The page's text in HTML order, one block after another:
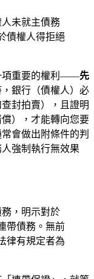
人未就主債務
債權人得拒絕
項重要的權利——先
銀行（債權人）必
封拍賣），且證明
），才能轉向您要
會做出附條件的判
強制執行無效果
務，明示對於
帶債務。無前
律有規定者為